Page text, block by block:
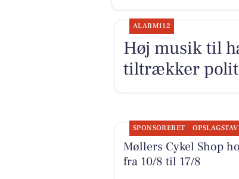
ALARM112
Høj musik til
tiltrækker
SPONSORERET
Møllers Cykel Shop
fra 10/8 til 17/8